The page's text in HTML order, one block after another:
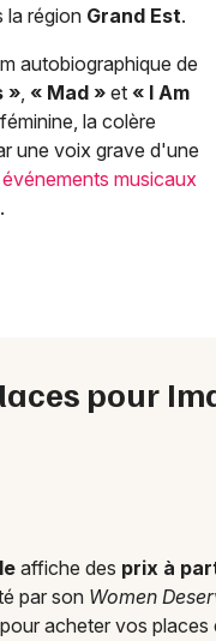
Choisir mes
Mon email
la région Grand Est.
autobiographique de
», « Mad » et « I Am
la colère
une voix grave d'une
musicaux
pour
affiche des prix à
par son Women
acheter vos